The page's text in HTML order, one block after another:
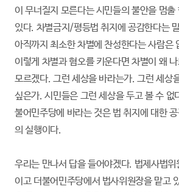
이 무너질지 모른다는 시민들의 불안을 멈
있다. 차별금지/평등법 취지에 공감한다는
아직까지 최소한 차별에 찬성한다는 사람은
이렇게 차별과 혐오를 키운다면 차별이 왜
모르겠다. 그런 세상을 바라는가. 그런 세상
싶은가. 시민들은 그런 세상을 두고 볼 수 없
불어민주당에 바라는 것은 법 취지에 대한
의 실행이다.
우리는 만나서 답을 들어야겠다. 법제사법위
이고 더불어민주당에서 법사위원장을 맡고